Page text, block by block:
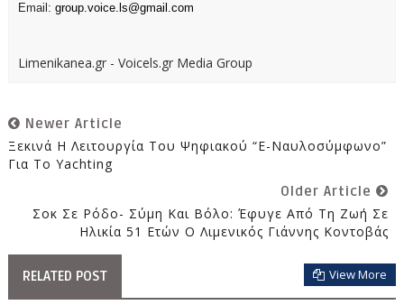
Email: group.voice.ls@gmail.com
Limenikanea.gr - Voicels.gr Media Group
Newer Article
Ξεκινά Η Λειτουργία Του Ψηφιακού “e-Ναυλοσύμφωνο”
Για Το Yachting
Older Article
Σοκ Σε Ρόδο- Σύμη Και Βόλο: Έφυγε Από Τη Ζωή Σε
Ηλικία 51 Ετών Ο Λιμενικός Γιάννης Κοντοβάς
RELATED POST View More